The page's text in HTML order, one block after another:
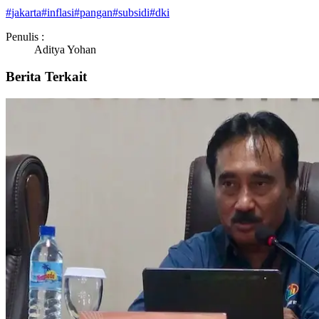
#jakarta#inflasi#pangan#subsidi#dki
Penulis :
Aditya Yohan
Berita Terkait